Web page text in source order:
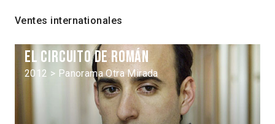
Ventes internationales
El circuito de Román
2012 > Panorama Otra Mirada